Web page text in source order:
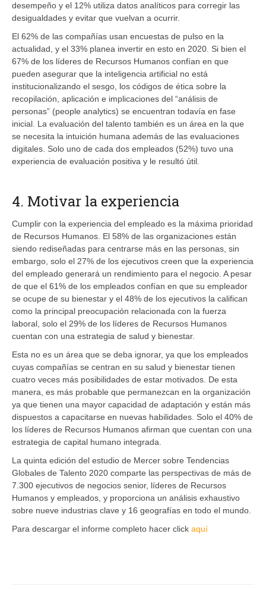
desempeño y el 12% utiliza datos analíticos para corregir las
desigualdades y evitar que vuelvan a ocurrir.
El 62% de las compañías usan encuestas de pulso en la
actualidad, y el 33% planea invertir en esto en 2020. Si bien el
67% de los líderes de Recursos Humanos confían en que
pueden asegurar que la inteligencia artificial no está
institucionalizando el sesgo, los códigos de ética sobre la
recopilación, aplicación e implicaciones del “análisis de
personas” (people analytics) se encuentran todavía en fase
inicial. La evaluación del talento también es un área en la que
se necesita la intuición humana además de las evaluaciones
digitales. Solo uno de cada dos empleados (52%) tuvo una
experiencia de evaluación positiva y le resultó útil.
4. Motivar la experiencia
Cumplir con la experiencia del empleado es la máxima prioridad
de Recursos Humanos. El 58% de las organizaciones están
siendo rediseñadas para centrarse más en las personas, sin
embargo, solo el 27% de los ejecutivos creen que la experiencia
del empleado generará un rendimiento para el negocio. A pesar
de que el 61% de los empleados confían en que su empleador
se ocupe de su bienestar y el 48% de los ejecutivos la califican
como la principal preocupación relacionada con la fuerza
laboral, solo el 29% de los líderes de Recursos Humanos
cuentan con una estrategia de salud y bienestar.
Esta no es un área que se deba ignorar, ya que los empleados
cuyas compañías se centran en su salud y bienestar tienen
cuatro veces más posibilidades de estar motivados. De esta
manera, es más probable que permanezcan en la organización
ya que tienen una mayor capacidad de adaptación y están más
dispuestos a capacitarse en nuevas habilidades. Solo el 40% de
los líderes de Recursos Humanos afirman que cuentan con una
estrategia de capital humano integrada.
La quinta edición del estudio de Mercer sobre Tendencias
Globales de Talento 2020 comparte las perspectivas de más de
7.300 ejecutivos de negocios senior, líderes de Recursos
Humanos y empleados, y proporciona un análisis exhaustivo
sobre nueve industrias clave y 16 geografías en todo el mundo.
Para descargar el informe completo hacer click aquí